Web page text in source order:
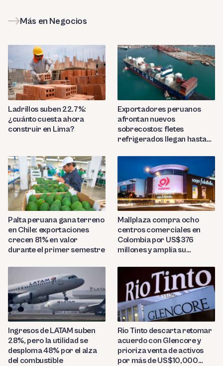
Más en Negocios
Ladrillos suben 22.7%:
¿cuánto cuesta ahora
construir en Lima?
Exportadores peruanos
afrontan nuevos
sobrecostos: fletes
refrigerados llegan hasta
Palta peruana gana terreno
en Chile: exportaciones
crecen 81% en valor
durante el primer semestre
Mallplaza compra ocho
centros comerciales en
Colombia por US$376
millones y amplía su
Ingresos de LATAM suben
28%, pero la utilidad se
desploma 48% por el alza
del combustible
Rio Tinto descarta retomar
acuerdo con Glencore y
prioriza venta de activos
por más de US$10,000